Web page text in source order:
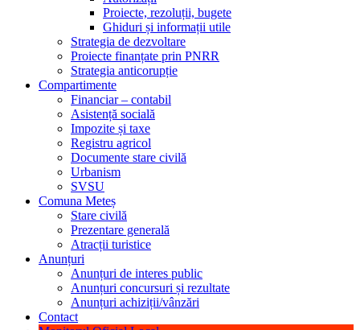
Proiecte, rezoluții, bugete
Ghiduri și informații utile
Strategia de dezvoltare
Proiecte finanțate prin PNRR
Strategia anticorupție
Compartimente
Financiar – contabil
Asistență socială
Impozite și taxe
Registru agricol
Documente stare civilă
Urbanism
SVSU
Comuna Meteș
Stare civilă
Prezentare generală
Atracții turistice
Anunțuri
Anunțuri de interes public
Anunțuri concursuri și rezultate
Anunțuri achiziții/vânzări
Contact